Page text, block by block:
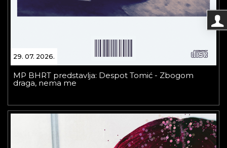
29. 07. 2026.
MP BHRT predstavlja: Despot Tomić - Zbogom
draga, nema me